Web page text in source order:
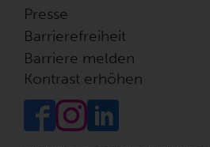
Presse
Barrierefreiheit
Barriere melden
Kontrast erhöhen